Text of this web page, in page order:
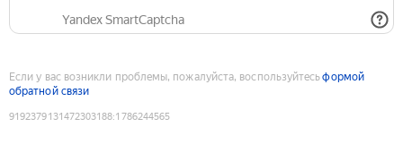
Yandex SmartCaptcha
Если у вас возникли проблемы, пожалуйста, воспользуйтесьформой
обратной связи
9192379131472303188:1786244565